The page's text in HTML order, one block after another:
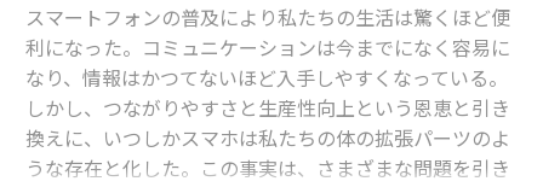
スマートフォンの普及により私たちの生活は驚くほど便
利になった。コミュニケーションは今までになく容易に
なり、情報はかつてないほど入手しやすくなっている。
しかし、つながりやすさと生産性向上という恩恵と引き
換えに、いつしかスマホは私たちの体の拡張パーツのよ
うな存在と化した。この事実は、さまざまな問題を引き